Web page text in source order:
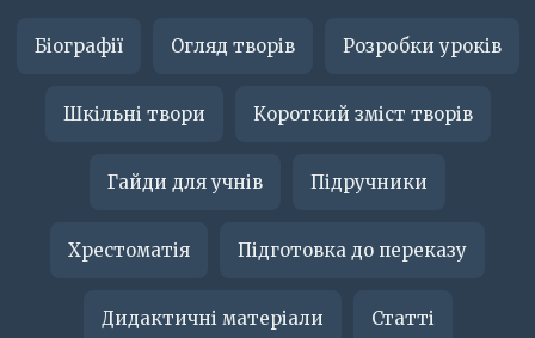
Біографії Огляд творів Розробки уроків
Шкільні твори Короткий зміст творів
Гайди для учнів Підручники
Хрестоматія Підготовка до переказу
Дидактичні матеріали Статті